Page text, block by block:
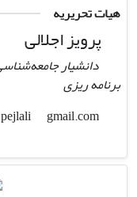
هیات تحریریه
پرویز اجلالی
دانشیار
برنامه ریزی
gmail.com